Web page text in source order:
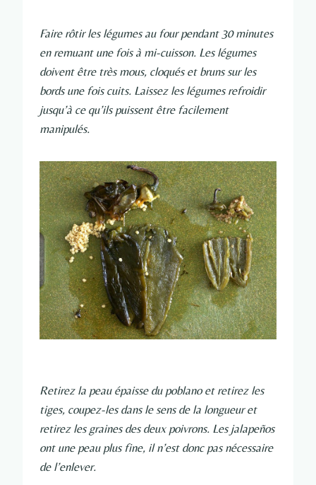
Faire rôtir les légumes au four pendant 30 minutes
en remuant une fois à mi-cuisson. Les légumes
doivent être très mous, cloqués et bruns sur les
bords une fois cuits. Laissez les légumes refroidir
jusqu’à ce qu’ils puissent être facilement
manipulés.
Retirez la peau épaisse du poblano et retirez les
tiges, coupez-les dans le sens de la longueur et
retirez les graines des deux poivrons. Les jalapeños
ont une peau plus fine, il n’est donc pas nécessaire
de l’enlever.